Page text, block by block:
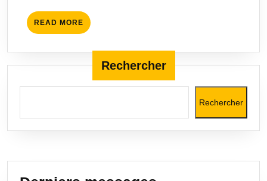
READ MORE READ
MORE
Rechercher
Rechercher